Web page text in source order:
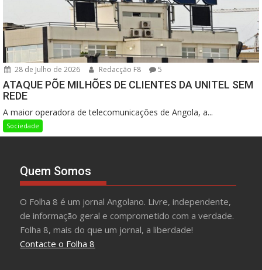
28 de Julho de 2026 Redacção F8 5
ATAQUE PÕE MILHÕES DE CLIENTES DA UNITEL SEM
REDE
A maior operadora de telecomunicações de Angola, a...
Sociedade
Quem Somos
O Folha 8 é um jornal Angolano. Livre, independente,
de informação geral e comprometido com a verdade.
Folha 8, mais do que um jornal, a liberdade!
Contacte o Folha 8